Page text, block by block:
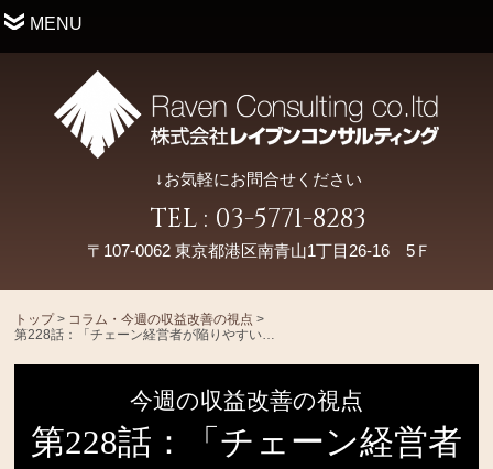
MENU
↓お気軽にお問合せください
TEL : 03-5771-8283
〒107-0062 東京都港区南青山1丁目26-16 5Ｆ
トップ> コラム・今週の収益改善の視点 >
今週の収益改善の視点
第228話：「チェーン経営者